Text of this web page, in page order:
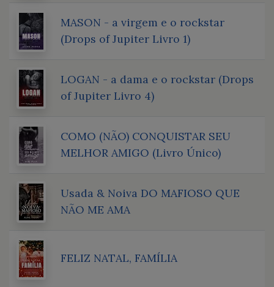
MASON - a virgem e o rockstar
(Drops of Jupiter Livro 1)
LOGAN - a dama e o rockstar (Drops
of Jupiter Livro 4)
COMO (NÃO) CONQUISTAR SEU
MELHOR AMIGO (Livro Único)
Usada & Noiva DO MAFIOSO QUE
NÃO ME AMA
FELIZ NATAL, FAMÍLIA